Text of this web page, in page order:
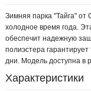
Зимняя парка "Тайга" от
холодное время года.
обеспечит надежную
полиэстера
дни. Модель доступна в
Характеристики